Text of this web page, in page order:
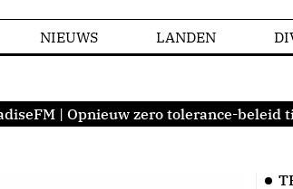
NIEUWS LANDEN
| Opnieuw zero tolerance-beleid